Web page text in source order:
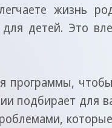
жизнь
детей. Это
программы,
подбирает для
которые